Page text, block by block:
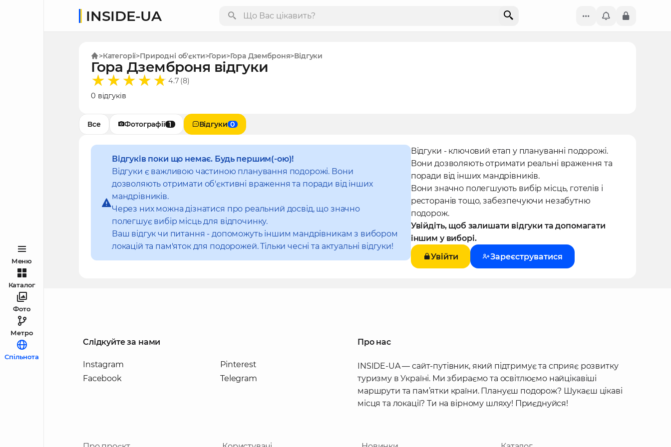
Меню
Каталог
Фото
Метро
Спільнота
INSIDE-UA
Категорії Природні об'єкти Гори Гора Дземброня Відгуки
Гора Дземброня відгуки
4.7 (8)
0 відгуків
Все Фотографії 1 Відгуки 0
Відгуків поки що немає. Будь першим(-ою)!
Відгуки є важливою частиною планування подорожі. Вони
дозволяють отримати об'єктивні враження та поради від інших
мандрівників.
Через них можна дізнатися про реальний досвід, що значно
полегшує вибір місць для відпочинку.
Ваш відгук чи питання - допоможуть іншим мандрівникам з вибором
локацій та пам'яток для подорожей. Тільки чесні та актуальні відгуки!
Відгуки - ключовий етап у плануванні подорожі.
Вони дозволяють отримати реальні враження та
поради від інших мандрівників.
Вони значно полегшують вибір місць, готелів і
ресторанів тощо, забезпечуючи незабутню
подорож.
Увійдіть, щоб залишати відгуки та допомагати
іншим у виборі.
Увійти
Зареєструватися
Слідкуйте за нами
Instagram
Facebook
Pinterest
Telegram
Про нас
INSIDE-UA — сайт-путівник, який підтримує та сприяє розвитку
туризму в Україні. Ми збираємо та освітлюємо найцікавіші
маршрути та пам’ятки країни. Плануєш подорож? Шукаєш цікаві
місця та локації? Ти на вірному шляху! Приєднуйся!